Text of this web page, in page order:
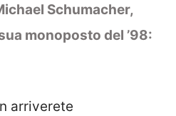
Schumacher,
monoposto del ’98:
arriverete